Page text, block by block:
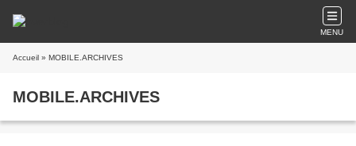
MENU
Accueil » MOBILE.ARCHIVES
MOBILE.ARCHIVES